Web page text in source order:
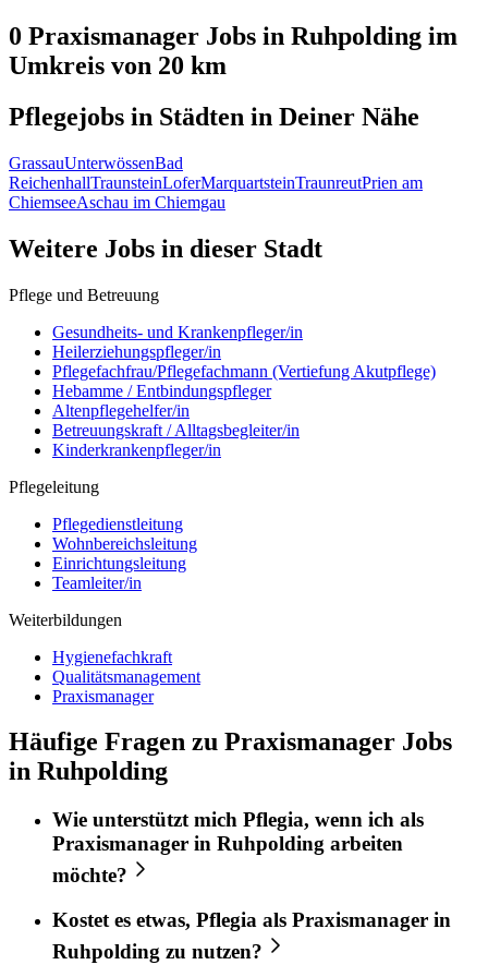
0 Praxismanager Jobs in Ruhpolding im
Umkreis von 20 km
Pflegejobs in Städten in Deiner Nähe
GrassauUnterwössenBad
ReichenhallTraunsteinLoferMarquartsteinTraunreutPrien am
ChiemseeAschau im Chiemgau
Weitere Jobs in dieser Stadt
Pflege und Betreuung
Gesundheits- und Krankenpfleger/in
Heilerziehungspfleger/in
Pflegefachfrau/Pflegefachmann (Vertiefung Akutpflege)
Hebamme / Entbindungspfleger
Altenpflegehelfer/in
Betreuungskraft / Alltagsbegleiter/in
Kinderkrankenpfleger/in
Pflegeleitung
Pflegedienstleitung
Wohnbereichsleitung
Einrichtungsleitung
Teamleiter/in
Weiterbildungen
Hygienefachkraft
Qualitätsmanagement
Praxismanager
Häufige Fragen zu Praxismanager Jobs
in Ruhpolding
Wie unterstützt mich Pflegia, wenn ich als
Praxismanager in Ruhpolding arbeiten
möchte?
Kostet es etwas, Pflegia als Praxismanager in
Ruhpolding zu nutzen?